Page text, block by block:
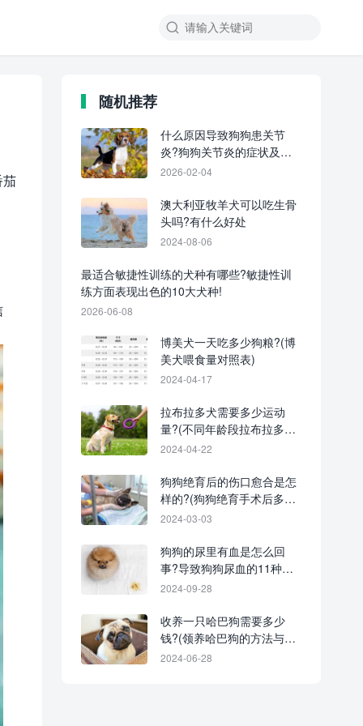
茄
随机推荐
什么原因导致狗狗患关节
炎?狗狗关节炎的症状及缓
解技巧!
2026-02-04
澳大利亚牧羊犬可以吃生骨
头吗?有什么好处
2024-08-06
最适合敏捷性训练的犬种有哪些?敏捷性训
练方面表现出色的10大犬种!
2026-06-08
博美犬一天吃多少狗粮?(博
美犬喂食量对照表)
2024-04-17
拉布拉多犬需要多少运动
量?(不同年龄段拉布拉多运
动对照表)
2024-04-22
狗狗绝育后的伤口愈合是怎
样的?(狗狗绝育手术后多少
天恢复)
2024-03-03
狗狗的尿里有血是怎么回
事?导致狗狗尿血的11种原
因
2024-09-28
收养一只哈巴狗需要多少
钱?(领养哈巴狗的方法与技
巧)
2024-06-28